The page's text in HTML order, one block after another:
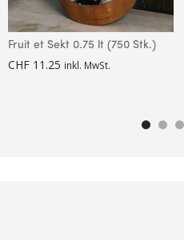
Fruit et Sekt 0.75 lt (750 Stk.)
CHF 11.25 inkl. MwSt.